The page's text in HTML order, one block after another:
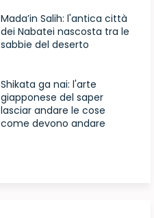
Mada’in Salih: l'antica città
dei Nabatei nascosta tra le
sabbie del deserto
Shikata ga nai: l'arte
giapponese del saper
lasciar andare le cose
come devono andare